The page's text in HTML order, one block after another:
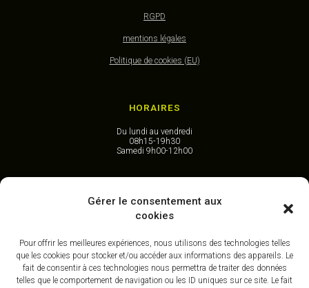
Gérer le consentement aux
cookies
Pour offrir les meilleures expériences, nous utilisons des technologies telles
que les cookies pour stocker et/ou accéder aux informations des appareils. Le
fait de consentir à ces technologies nous permettra de traiter des données
telles que le comportement de navigation ou les ID uniques sur ce site. Le fait
RGPD
mentions légales
Politique de cookies (EU)
HORAIRES
Du lundi au vendredi
08h15-19h30
Samedi 9h00-12h00
40, Place de la République
tél 03 28 58 92 62
contact@osteopathe-revellion.com